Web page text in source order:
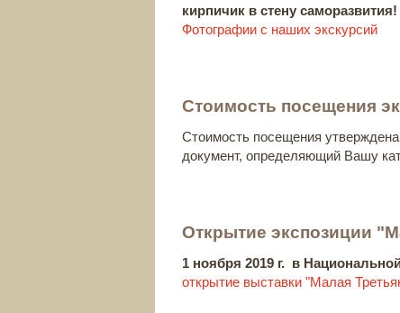
кирпичик в стену саморазвития!
Фотографии с наших экскурсий
Стоимость посещения
Стоимость посещения утверждена
документ, определяющий Вашу
Открытие экспозиции
1 ноября 2019 г. в
открытие выставки "Малая